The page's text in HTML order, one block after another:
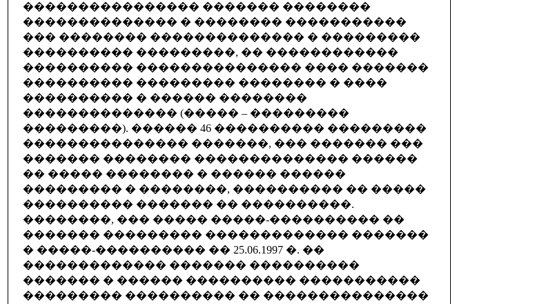
���������������� ������� ��������
�������������� � �������� �����������
��� �������� �������������� � ���������
���������� ���������, �� ������������
���������� ��������������� ���� �������
���������� ��������� �������� � ����
���������� � ������ ��������
�������������� (����� – ���������
���������). ������ 46 ���������� ���������
��������������� �������, ��� ������� ���
������� �������� �������������� ������
�� ����� �������� � ������ ������
��������� � ��������, ���������� �� �����
���������� ������� �� ����������.
��������, ��� ����� �����-���������� ��
������� ��������� ������������� �������
� �����-���������� �� 25.06.1997 �. ��
������������� ������� ����������
������� � ������ ���������� �����������
��������� ���������� �� ���������������